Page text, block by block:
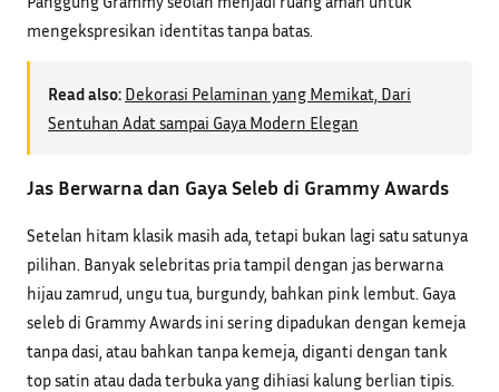
mengekspresikan identitas tanpa batas.
Read also: Dekorasi Pelaminan yang Memikat, Dari
Sentuhan Adat sampai Gaya Modern Elegan
Jas Berwarna dan Gaya Seleb di Grammy Awards
Setelan hitam klasik masih ada, tetapi bukan lagi satu satunya
pilihan. Banyak selebritas pria tampil dengan jas berwarna
hijau zamrud, ungu tua, burgundy, bahkan pink lembut. Gaya
seleb di Grammy Awards ini sering dipadukan dengan kemeja
tanpa dasi, atau bahkan tanpa kemeja, diganti dengan tank
top satin atau dada terbuka yang dihiasi kalung berlian tipis.